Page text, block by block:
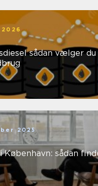
vælger du rigtigt
2025
København: sådan